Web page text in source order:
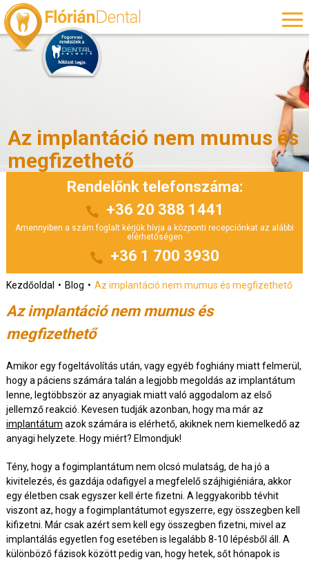
Az implantáció nem mumus és
megfizethető
Rendelőnk telefonszáma:
+36 20 388 1441
Amennyiben a szám foglalt kérjük hívja a központi recepciónkat az alábbi
elérhetőségen
+36 1 700 3930
Kezdőoldal Blog Az implantáció nem mumus és megfizethető
Az implantáció nem mumus és
megfizethető
Amikor egy fogeltávolítás után, vagy egyéb foghiány miatt felmerül,
hogy a páciens számára talán a legjobb megoldás az implantátum
lenne, legtöbbször az anyagiak miatt való aggodalom az első
jellemző reakció. Kevesen tudják azonban, hogy ma már az
implantátum azok számára is elérhető, akiknek nem kiemelkedő az
anyagi helyzete. Hogy miért? Elmondjuk!
Tény, hogy a fogimplantátum nem olcsó mulatság, de ha jó a
kivitelezés, és gazdája odafigyel a megfelelő szájhigiéniára, akkor
egy életben csak egyszer kell érte fizetni. A leggyakoribb tévhit
viszont az, hogy a fogimplantátumot egyszerre, egy összegben kell
kifizetni. Már csak azért sem kell egy összegben fizetni, mivel az
implantálás egyetlen fog esetében is legalább 8-10 lépésből áll. A
különböző fázisok között pedig van, hogy hetek, sőt hónapok is